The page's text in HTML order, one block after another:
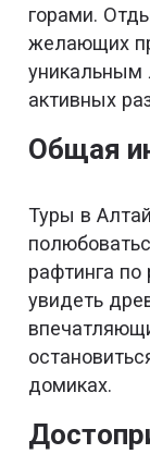
горами.
желающих
уникальным
активных
Общая
Туры в
рафтинга по
увидеть
домиках.